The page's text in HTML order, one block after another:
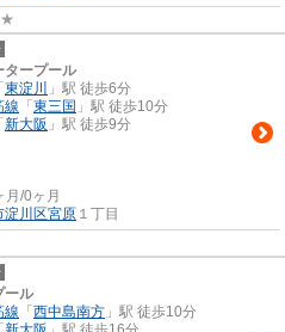
★
タープール
東淀川
」駅 徒歩6分
線 「 東三国 」駅 徒歩10分
新大阪 」駅 徒歩9分
月/0ヶ月
淀川区宮原 １丁目
ール
線 「 西中島南方 」駅 徒歩10分